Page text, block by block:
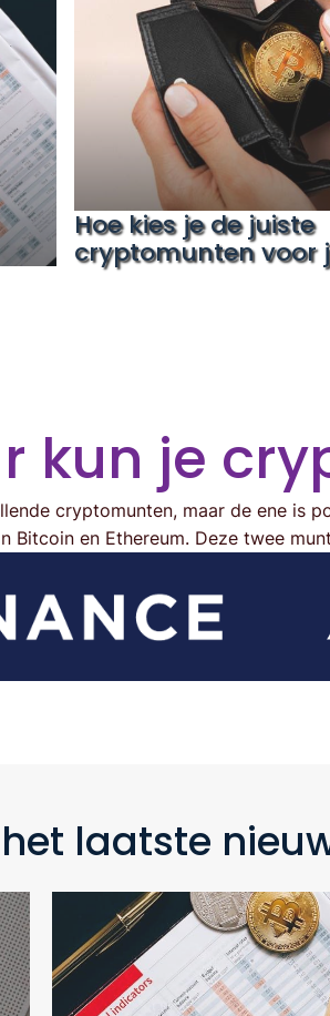
Hoe kies je de juiste
cryptomunten voor
kun je
cryptomunten, maar de ene is
Bitcoin en Ethereum. Deze twee
het laatste